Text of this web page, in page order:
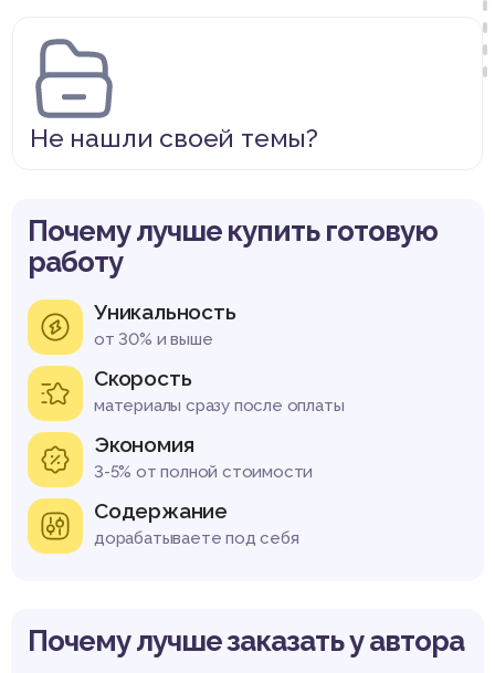
Не нашли своей темы?
Почему лучше купить готовую
работу
Уникальность
от 30% и выше
Скорость
материалы сразу после оплаты
Экономия
3-5% от полной стоимости
Содержание
дорабатываете под себя
Почему лучше заказать у автора